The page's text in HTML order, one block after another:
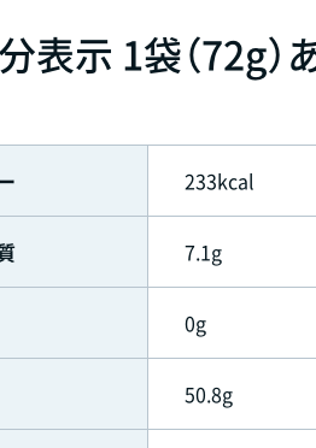
表示 1袋（72g）
233kcal
7.1g
0g
50.8g